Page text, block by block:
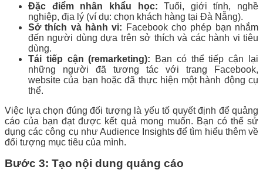
Đặc điểm nhân khẩu học: Tuổi, giới tính, nghề
nghiệp, địa lý (ví dụ: chọn khách hàng tại Đà Nẵng).
Sở thích và hành vi: Facebook cho phép bạn nhắm
đến người dùng dựa trên sở thích và các hành vi tiêu
dùng.
Tái tiếp cận (remarketing): Bạn có thể tiếp cận lại
những người đã tương tác với trang Facebook,
website của bạn hoặc đã thực hiện một hành động cụ
thể.
Việc lựa chọn đúng đối tượng là yếu tố quyết định để quảng
cáo của bạn đạt được kết quả mong muốn. Bạn có thể sử
dụng các công cụ như Audience Insights để tìm hiểu thêm về
đối tượng mục tiêu của mình.
Bước 3: Tạo nội dung quảng cáo